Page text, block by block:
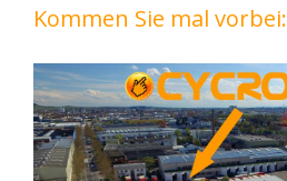
Kommen Sie mal vorbei: